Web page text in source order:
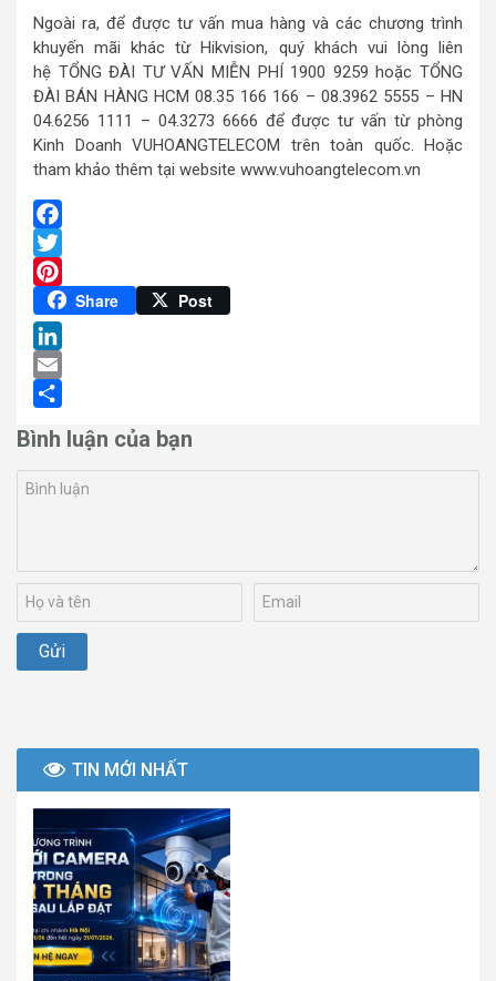
Ngoài ra, để được tư vấn mua hàng và các chương trình
khuyến mãi khác từ Hikvision, quý khách vui lòng liên
hệ TỔNG ĐÀI TƯ VẤN MIỄN PHÍ 1900 9259 hoặc TỔNG
ĐÀI BÁN HÀNG HCM 08.35 166 166 – 08.3962 5555 – HN
04.6256 1111 – 04.3273 6666 để được tư vấn từ phòng
Kinh Doanh VUHOANGTELECOM trên toàn quốc. Hoặc
tham khảo thêm tại website www.vuhoangtelecom.vn
Facebook
Twitter
Pinterest
Share Post
LinkedIn
Email
Bình luận của bạn
TIN MỚI NHẤT